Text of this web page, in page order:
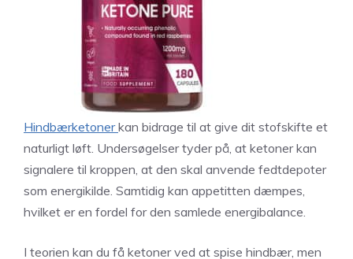
Hindbærketonerkan bidrage til at give dit stofskifte et
naturligt løft. Undersøgelser tyder på, at ketoner kan
signalere til kroppen, at den skal anvende fedtdepoter
som energikilde. Samtidig kan appetitten dæmpes,
hvilket er en fordel for den samlede energibalance.
I teorien kan du få ketoner ved at spise hindbær, men